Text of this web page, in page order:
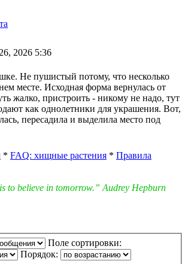
2026 5:36
Не пушистый потому, что несколько
месте. Исходная форма вернулась от
жалко, пристроить - никому не надо, тут
как однолетники для украшения. Вот,
пересадила и выделила место под
* FAQ: хищные растения * Правила
to believe in tomorrow.” Audrey Hepburn
Поле сортировки:
Порядок: